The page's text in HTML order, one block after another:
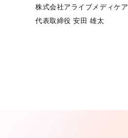
株式会社アライブメディケア
代表取締役 安田 雄太